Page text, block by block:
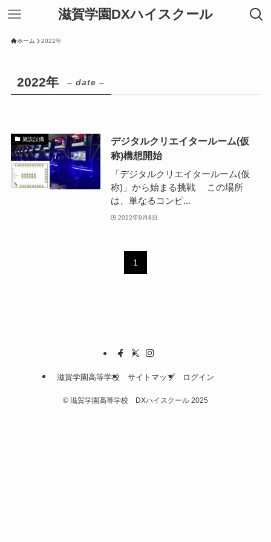
滋賀学園DXハイスクール
ホーム 2022年
2022年 – date –
施設設備
デジタルクリエイタールーム(仮
称)構想開始
「デジタルクリエイタールーム(仮
称)」から始まる挑戦 この場所
は、単なるコンピ...
2022年9月8日
1
滋賀学園高等学校 サイトマップ ログイン
© 滋賀学園高等学校 DXハイスクール 2025